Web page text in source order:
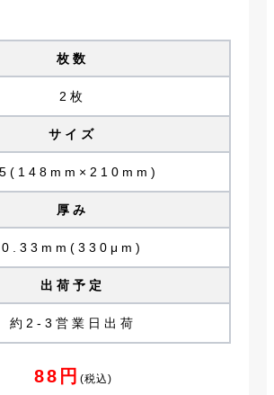
枚数
2枚
サイズ
厚み
0.33mm(330μm)
出荷予定
約2-3営業日出荷
88円 (税込)